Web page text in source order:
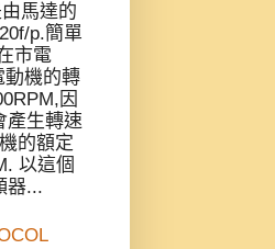
馬達的
p.簡單
市電
動機的轉
因
產生轉速
的額定
以這個
器...